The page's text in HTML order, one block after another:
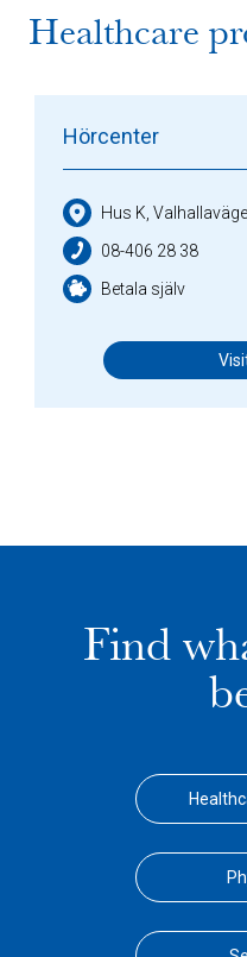
Healthcare
Hörcenter
Hus K,
08-406 28 38
Betala själv
Find